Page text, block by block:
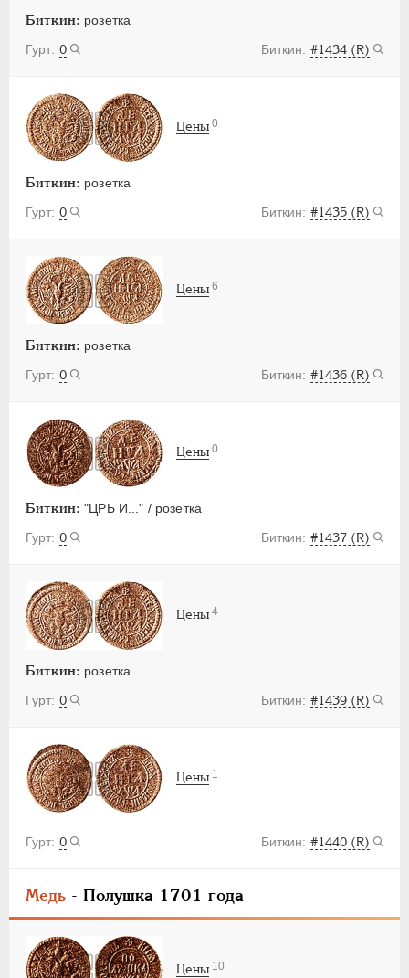
Биткин: розетка
0
#1434 (R)
Биткин: розетка
0
#1435 (R)
Цены 0
Биткин: розетка
0
#1436 (R)
Цены 6
Биткин: "ЦРЬ И..." / розетка
0
#1437 (R)
Цены 0
Биткин: розетка
0
#1439 (R)
Цены 4
0 #1440 (R)
Цены 1
Медь - Полушка 1701 года
Цены 10